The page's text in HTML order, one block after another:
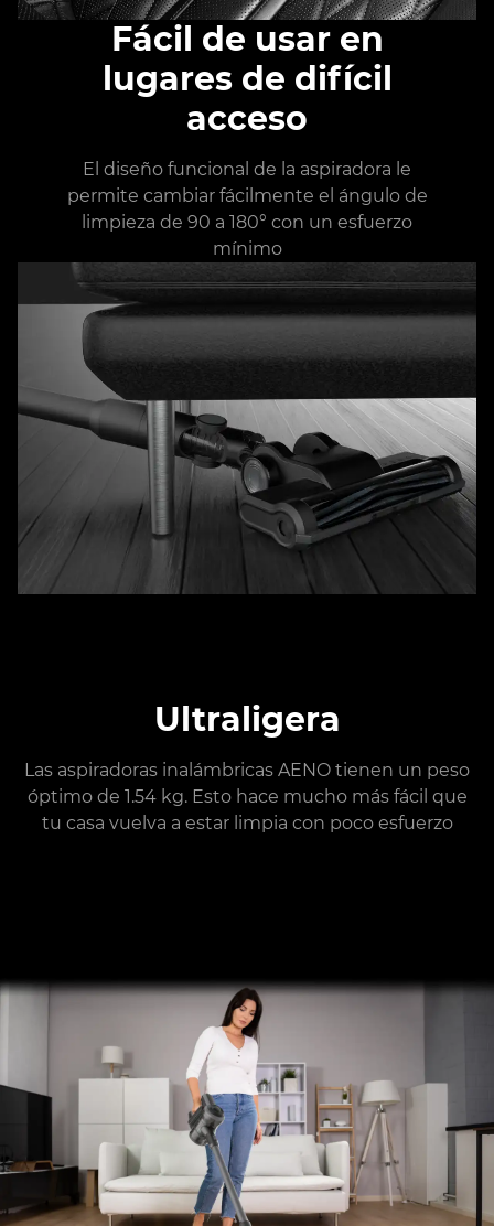
Fácil de usar en
lugares de difícil
acceso
El diseño funcional de la aspiradora le
permite cambiar fácilmente el ángulo de
limpieza de 90 a 180° con un esfuerzo
mínimo
Ultraligera
Las aspiradoras inalámbricas AENO tienen un peso
óptimo de 1.54 kg. Esto hace mucho más fácil que
tu casa vuelva a estar limpia con poco esfuerzo